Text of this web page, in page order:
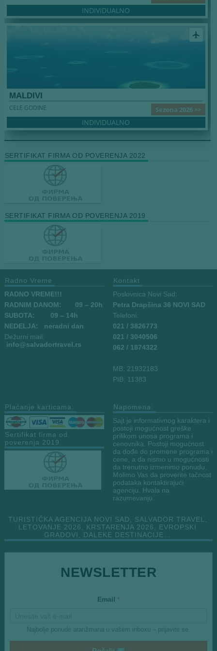
INDIVIDUALNO
airplanemode_active
MALDIVI
Sezona 2026 >>
CELE GODINE
INDIVIDUALNO
SERTIFIKAT FIRMA OD POVERENJA 2022
SERTIFIKAT FIRMA OD POVERENJA 2019
Radno Vreme
RADNO VREME!!!
RADNIM DANOM:
09 – 20h
SUBOTA: 09 – 14h
NEDELJA: neradni dan
Dežurni mail:
info@salvadortravel.rs
Kontakt
Poslovnica Novi Sad:
Petra Drapšina 36 NOVI SAD
Telefoni:
021 / 3826773
021 / 3040506
062 / 1874322
MB: 21932183
PIB: 11383
Plaćanje karticama:
Sertifikat firma od
poverenja 2019
Napomena:
Sajt je informativnog karaktera i
postoji mogućnost greške
prilikom unosa programa i
cenovnika. Postoji mogućnost
da dođe do promene programa i
cene, a da nismo u mogućnosti
da trenutno izmenimo ponudu.
Molimo Vas da proverite tačnost
podataka kontaktirajući
agenciju. Hvala na
razumevanju.
TURISTIČKA AGENCIJA NOVI SAD, SALVADOR TRAVEL,
LETOVANJE 2026, KRSTARENJA 2026, EVROPSKI
GRADOVI, DALEKE DESTINACIJE…
NEWSLETTER
Email *
Najbolje ponude aranžmana u vašem inboxu – prijavite se.